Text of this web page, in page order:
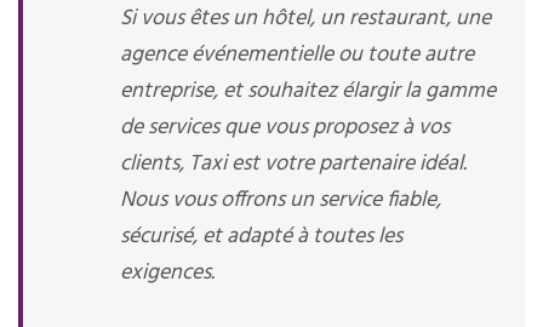
Si vous êtes un hôtel, un restaurant, une
agence événementielle ou toute autre
entreprise, et souhaitez élargir la gamme
de services que vous proposez à vos
clients, Taxi est votre partenaire idéal.
Nous vous offrons un service fiable,
sécurisé, et adapté à toutes les
exigences.